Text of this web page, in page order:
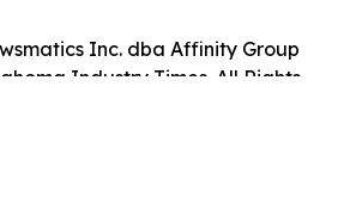
Inc. dba Affinity Group
Industry Times. All Rights